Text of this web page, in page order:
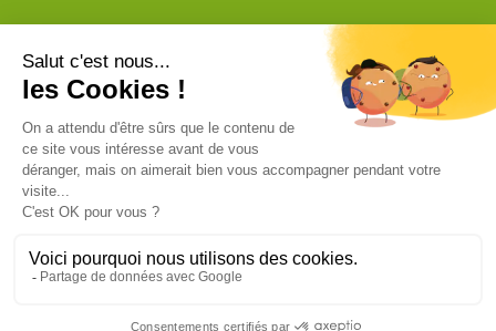
Paiement sécurisé
© ViveLelevage 2026